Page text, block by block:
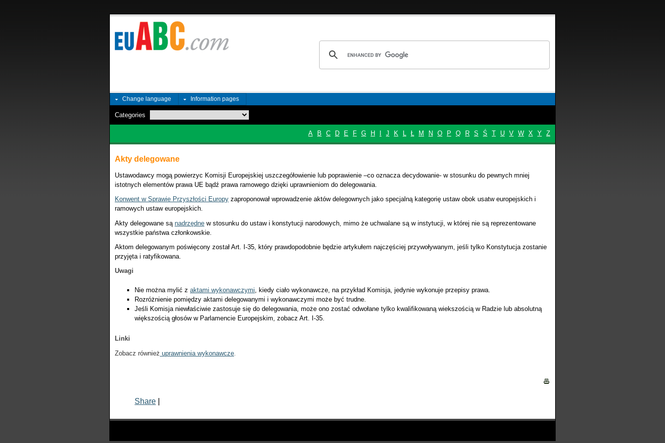
Change language Information pages
Categories
A B C D E F G H J K L Ł M N O P Q R S Ś T U V W X Y Z
Akty delegowane
Ustawodawcy mogą powierzyc Komisji Europejskiej uszczegółowienie lub poprawienie –co oznacza decydowanie- w stosunku do pewnych mniej
istotnych elementów prawa UE bądź prawa ramowego dzięki uprawnieniom do delegowania.
Konwent w Sprawie Przyszłości Europy zaproponował wprowadzenie aktów delegownych jako specjalną kategorię ustaw obok usatw europejskich i
ramowych ustaw europejskich.
Akty delegowane są nadrzędne w stosunku do ustaw i konstytucji narodowych, mimo że uchwalane są w instytucji, w której nie są reprezentowane
wszystkie państwa członkowskie.
Aktom delegowanym poświęcony został Art. I-35, który prawdopodobnie będzie artykułem najczęściej przywoływanym, jeśli tylko Konstytucja zostanie
przyjęta i ratyfikowana.
Uwagi
Nie można mylić z aktami wykonawczymi , kiedy ciało wykonawcze, na przykład Komisja, jedynie wykonuje przepisy prawa.
Rozróżnienie pomiędzy aktami delegowanymi i wykonawczymi może być trudne.
Jeśli Komisja niewłaściwie zastosuje się do delegowania, może ono zostać odwołane tylko kwalifikowaną wiekszością w Radzie lub absolutną
większością głosów w Parlamencie Europejskim, zobacz Art. I-35.
Linki
Zobacz również uprawnienia wykonawcze
Share